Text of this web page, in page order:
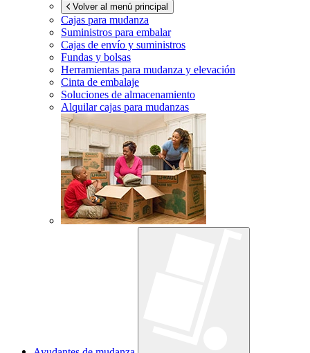
Volver al menú principal
Cajas para mudanza
Suministros para embalar
Cajas de envío y suministros
Fundas y bolsas
Herramientas para mudanza y elevación
Cinta de embalaje
Soluciones de almacenamiento
Alquilar cajas para mudanzas